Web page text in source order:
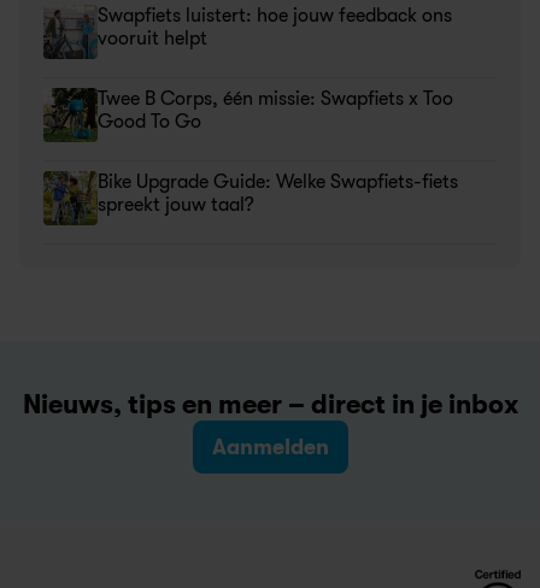
Swapfiets luistert: hoe jouw feedback ons
vooruit helpt
Twee B Corps, één missie: Swapfiets x Too
Good To Go
Bike Upgrade Guide: Welke Swapfiets-fiets
spreekt jouw taal?
Nieuws, tips en meer – direct in je inbox
Aanmelden